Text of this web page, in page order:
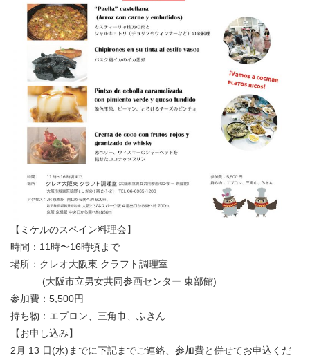
【ミケルのスペイン料理会】
時間：11時〜16時頃まで
場所：クレオ大阪東 クラフト調理室
(大阪市立男女共同参画センター 東部館)
参加費：5,500円
持ち物：エプロン、三角巾、ふきん
【お申し込み】
2月 13 日(水)までに下記までご連絡、参加費と併せてお申込くだ